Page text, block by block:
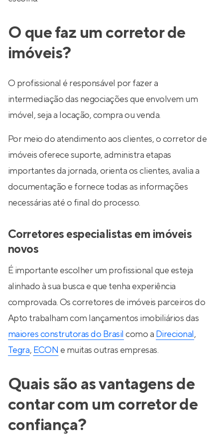
O que faz um corretor de
imóveis?
O profissional é responsável por fazer a
intermediação das negociações que envolvem um
imóvel, seja a locação, compra ou venda.
Por meio do atendimento aos clientes, o corretor de
imóveis oferece suporte, administra etapas
importantes da jornada, orienta os clientes, avalia a
documentação e fornece todas as informações
necessárias até o final do processo.
Corretores especialistas em imóveis
novos
É importante escolher um profissional que esteja
alinhado à sua busca e que tenha experiência
comprovada. Os corretores de imóveis parceiros do
Apto trabalham com lançamentos imobiliários das
maiores construtoras do Brasil como a Direcional,
Tegra, ECON e muitas outras empresas.
Quais são as vantagens de
contar com um corretor de
confiança?